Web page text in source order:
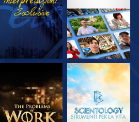
ESPLORA LE
SERIE
ESPLORA LE
SERIE